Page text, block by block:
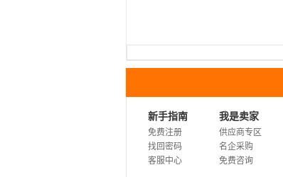
新手指南
免费注册
找回密码
客服中心
我是卖家
供应商专区
名企采购
免费咨询